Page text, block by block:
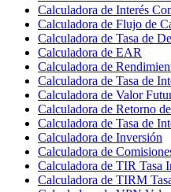
Calculadora de Interés
Calculadora de Flujo de
Calculadora de Tasa de
Calculadora de EAR
Calculadora de
Calculadora de Tasa de
Calculadora de Valor
Calculadora de Retorno
Calculadora de Tasa de
Calculadora de Inversión
Calculadora de
Calculadora de TIR Tasa
Calculadora de TIRM